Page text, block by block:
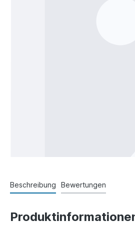
Beschreibung Bewertungen
Produktinformationen